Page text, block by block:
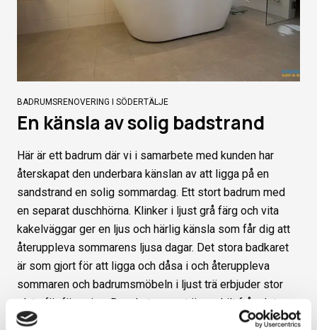
BADRUMSRENOVERING I SÖDERTÄLJE
En känsla av solig badstrand
Här är ett badrum där vi i samarbete med kunden har
återskapat den underbara känslan av att ligga på en
sandstrand en solig sommardag. Ett stort badrum med
en separat duschhörna. Klinker i ljust grå färg och vita
kakelväggar ger en ljus och härlig känsla som får dig att
återuppleva sommarens ljusa dagar. Det stora badkaret
är som gjort för att ligga och dåsa i och återuppleva
sommaren och badrumsmöbeln i ljust trä erbjuder stor
plats för förvaring. Duschutrymmet är avskilt från det
övriga rummet genom en vägg i vitt kakel och en vacker